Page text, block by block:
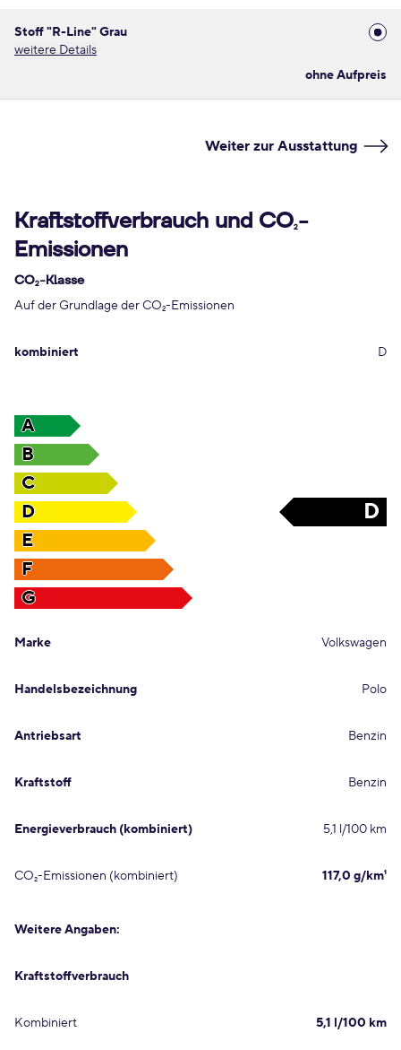
Stoff "R-Line" Grau
weitere Details
ohne Aufpreis
Weiter zur Ausstattung
Kraftstoffverbrauch und CO2-
Emissionen
CO2-Klasse
Auf der Grundlage der CO2-Emissionen
kombiniert D
A
B
C
D
D
E
F
G
Marke Volkswagen
Handelsbezeichnung Polo
Antriebsart Benzin
Kraftstoff Benzin
Energieverbrauch (kombiniert) 5,1 l/100 km
CO₂-Emissionen (kombiniert) 117,0 g/km¹
Weitere Angaben:
Kraftstoffverbrauch
Kombiniert 5,1 l/100 km